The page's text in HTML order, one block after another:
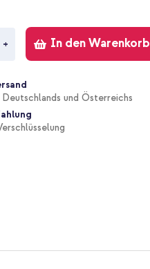
+ In den Warenkorb
und Österreichs